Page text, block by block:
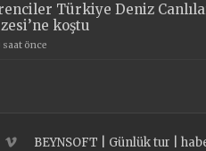
Türkiye Deniz
koştu
saat önce
BEYNSOFT Günlük tur